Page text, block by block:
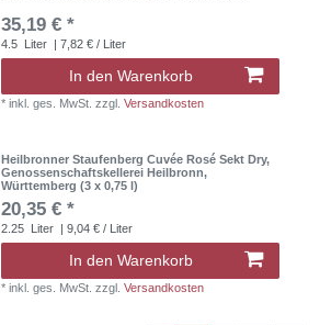
35,19 € *
4.5 Liter | 7,82 € / Liter
In den Warenkorb
*inkl. ges. MwSt. zzgl.Versandkosten
Heilbronner Staufenberg Cuvée Rosé Sekt Dry,
Genossenschaftskellerei Heilbronn,
Württemberg (3 x 0,75 l)
20,35 € *
2.25 Liter | 9,04 € / Liter
In den Warenkorb
*inkl. ges. MwSt. zzgl.Versandkosten